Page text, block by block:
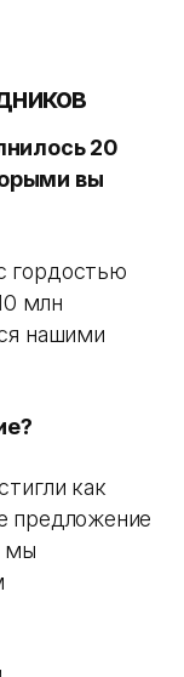
20
вы
гордостью
млн
нашими
как
предложение
мы